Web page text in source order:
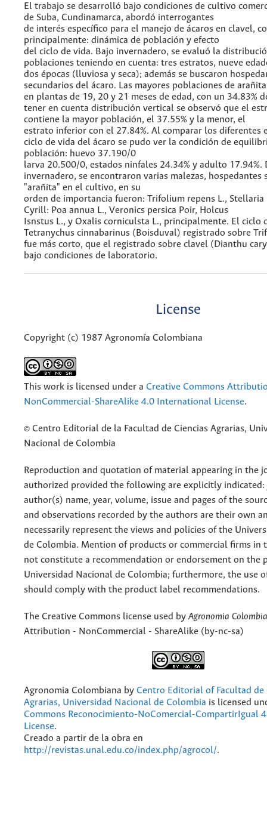
El trabajo se desarrolló bajo condiciones de cultivo
de Suba, Cundinamarca, abordó interrogantes
de interés específico para el manejo de ácaros en clavel,
principalmente: dinámica de población y efecto
del ciclo de vida. Bajo invernadero, se evaluó la
poblaciones teniendo en cuenta: tres estratos, nueve
dos épocas (lluviosa y seca); además se buscaron
secundarios del ácaro. Las mayores poblaciones de
en plantas de 19, 20 y 21 meses de edad, con un 34.83%
tener en cuenta distribución vertical se observó que el
contiene la mayor población, el 37.55% y la menor, el
estrato inferior con el 27.84%. Al comparar los diferentes
ciclo de vida del ácaro se pudo ver la condición de
población: huevo 37.190/0
larva 20.500/0, estados ninfales 24.34% y adulto 17.94%.
invernadero, se encontraron varias malezas, hospedantes
"arañita" en el cultivo, en su
orden de importancia fueron: Trifolium repens L., Stellaria
Cyrill: Poa annua L., Veronics persica Poir, Holcus
Isnstus L., y Oxalis corniculsta L., principalmente. El ciclo
Tetranychus cinnabarinus (Boisduval) registrado sobre
fue más corto, que el registrado sobre clavel (Dianthu
bajo condiciones de laboratorio.
License
Copyright (c) 1987 Agronomía Colombiana
This work is licensed under a Creative Commons
NonCommercial-ShareAlike 4.0 International License.
© Centro Editorial de la Facultad de Ciencias Agrarias,
Nacional de Colombia
Reproduction and quotation of material appearing in the
authorized provided the following are explicitly indicated:
author(s) name, year, volume, issue and pages of the
and observations recorded by the authors are their own
necessarily represent the views and policies of the
de Colombia. Mention of products or commercial firms in
not constitute a recommendation or endorsement on the
Universidad Nacional de Colombia; furthermore, the use
should comply with the product label recommendations.
The Creative Commons license used by Agronomia
Attribution - NonCommercial - ShareAlike (by-nc-sa)
Agronomia Colombiana by Centro Editorial of Facultad de
Agrarias, Universidad Nacional de Colombia is licensed
Commons Reconocimiento-NoComercial-CompartirIgual
License.
Creado a partir de la obra en
http://revistas.unal.edu.co/index.php/agrocol/.